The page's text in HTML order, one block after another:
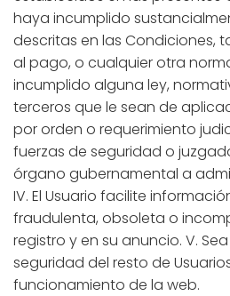
haya incumplido
descritas en las Condiciones,
al pago, o cualquier otra
incumplido alguna ley,
terceros que le sean de
por orden o requerimiento
fuerzas de seguridad o
órgano gubernamental a
IV. El Usuario facilite
fraudulenta, obsoleta o
registro y en su anuncio. V.
seguridad del resto de
funcionamiento de la web.